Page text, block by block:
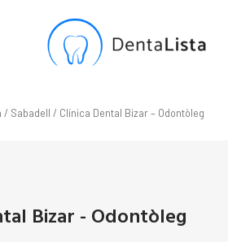
/ Sabadell / Clínica Dental Bizar – Odontòleg
Bizar - Odontòleg